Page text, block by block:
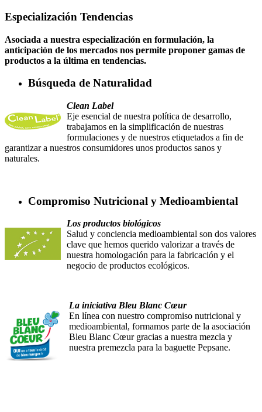
Especialización Tendencias
Asociada a nuestra especialización en formulación, la
anticipación de los mercados nos permite proponer gamas de
productos a la última en tendencias.
Búsqueda de Naturalidad
Clean Label
Eje esencial de nuestra política de desarrollo,
trabajamos en la simplificación de nuestras
formulaciones y de nuestros etiquetados a fin de
garantizar a nuestros consumidores unos productos sanos y
naturales.
Compromiso Nutricional y Medioambiental
Los productos biológicos
Salud y conciencia medioambiental son dos valores
clave que hemos querido valorizar a través de
nuestra homologación para la fabricación y el
negocio de productos ecológicos.
La iniciativa Bleu Blanc Cœur
En línea con nuestro compromiso nutricional y
medioambiental, formamos parte de la asociación
Bleu Blanc Cœur gracias a nuestra mezcla y
nuestra premezcla para la baguette Pepsane.